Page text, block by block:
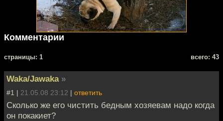
Комментарии
cтраницы: 1 всего: 43
Waka/Jawaka »
#1 | 21.05.08 23:12 | ответить
Сколько же его чистить бедным хозяевам надо когда
он покакиет?